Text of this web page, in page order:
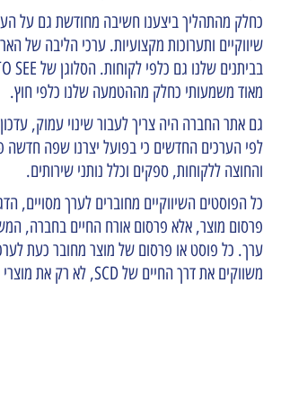
כחלק מהתהליך ביצענו חשיבה מחודשת גם על
שיווקיים ותערוכות מקצועיות. ערכי הליבה של
מאוד משמעותי כחלק מההטמעה שלנו כלפי חוץ.
גם אתר החברה היה צריך לעבור שינוי עמוק,
לפי הערכים החדשים כי בפועל יצרנו שפה חדשה
והחוצה ללקוחות, ספקים וכלל נותני שירותים.
כל הפוסטים השיווקיים מחוברים לערך מסויים,
פרסום מוצר, אלא פרסום אורח החיים בחברה,
ערך. כל פוסט או פרסום של מוצר מחובר כעת
משווקים את דרך החיים של SCD, לא רק את מוצרי החברה.